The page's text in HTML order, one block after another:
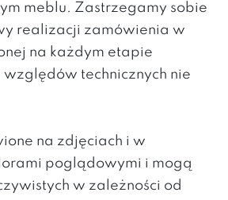
meblu. Zastrzegamy sobie
realizacji zamówienia w
na każdym etapie
technicznych nie
na zdjęciach i w
poglądowymi i mogą
w zależności od